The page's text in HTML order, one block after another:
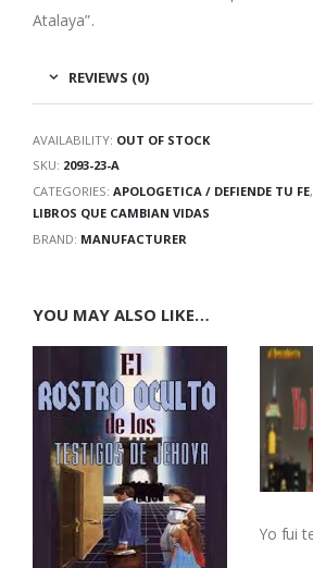
Atalaya”.
REVIEWS (0)
AVAILABILITY: OUT OF STOCK
SKU: 2093-23-A
CATEGORIES: APOLOGETICA / DEFIENDE TU FE,
LIBROS QUE CAMBIAN VIDAS
BRAND: MANUFACTURER
YOU MAY ALSO LIKE…